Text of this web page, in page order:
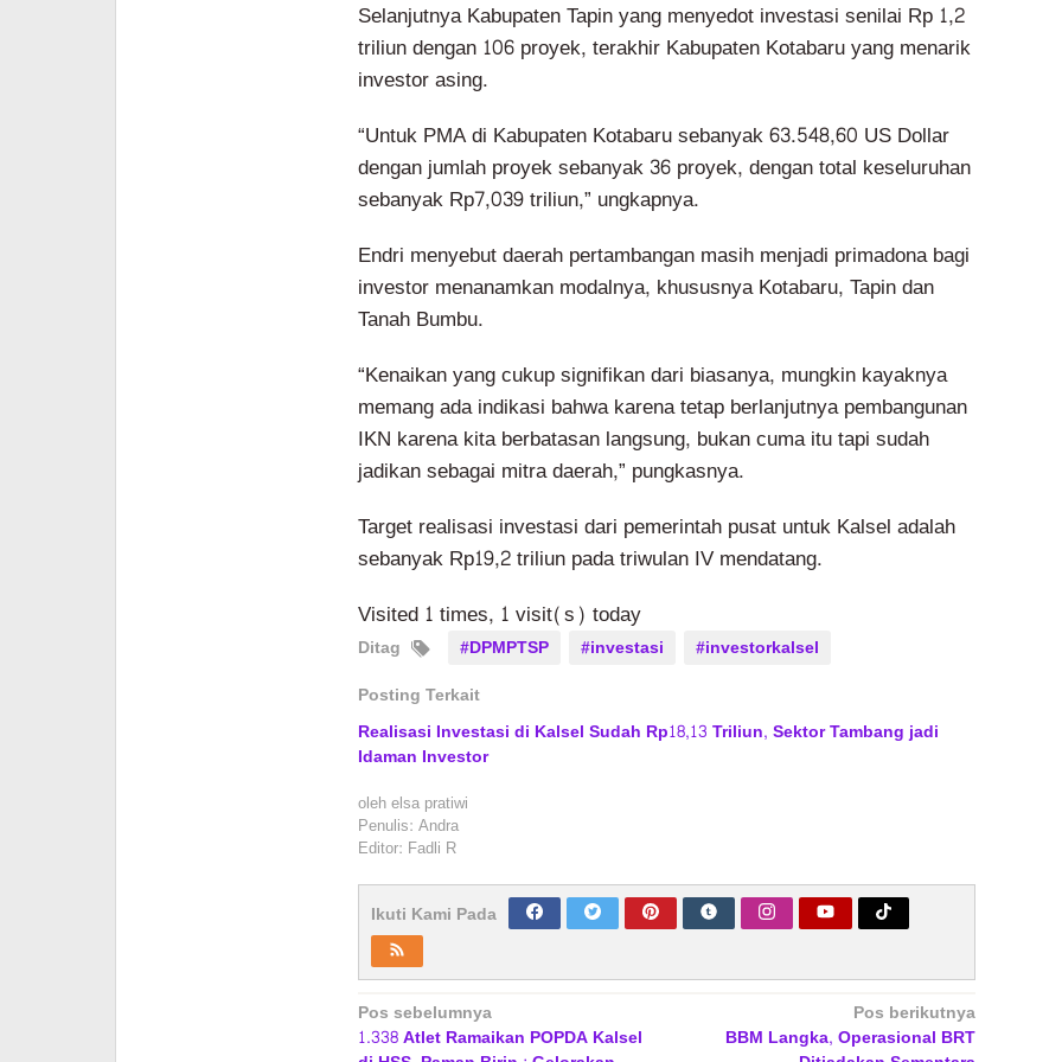
Selanjutnya Kabupaten Tapin yang menyedot investasi senilai Rp 1,2
triliun dengan 106 proyek, terakhir Kabupaten Kotabaru yang menarik
investor asing.
“Untuk PMA di Kabupaten Kotabaru sebanyak 63.548,60 US Dollar
dengan jumlah proyek sebanyak 36 proyek, dengan total keseluruhan
sebanyak Rp7,039 triliun,” ungkapnya.
Endri menyebut daerah pertambangan masih menjadi primadona bagi
investor menanamkan modalnya, khususnya Kotabaru, Tapin dan
Tanah Bumbu.
“Kenaikan yang cukup signifikan dari biasanya, mungkin kayaknya
memang ada indikasi bahwa karena tetap berlanjutnya pembangunan
IKN karena kita berbatasan langsung, bukan cuma itu tapi sudah
jadikan sebagai mitra daerah,” pungkasnya.
Target realisasi investasi dari pemerintah pusat untuk Kalsel adalah
sebanyak Rp19,2 triliun pada triwulan IV mendatang.
Visited 1 times, 1 visit(s) today
Ditag #DPMPTSP #investasi
#investorkalsel
Posting Terkait
Realisasi Investasi di Kalsel Sudah Rp18,13 Triliun, Sektor Tambang jadi
Idaman Investor
olehelsa pratiwi
Penulis: Andra
Editor: Fadli R
Ikuti Kami Pada
Navigasi
pos
Pos sebelumnya
1.338 Atlet Ramaikan POPDA Kalsel
Pos berikutnya
BBM Langka, Operasional BRT